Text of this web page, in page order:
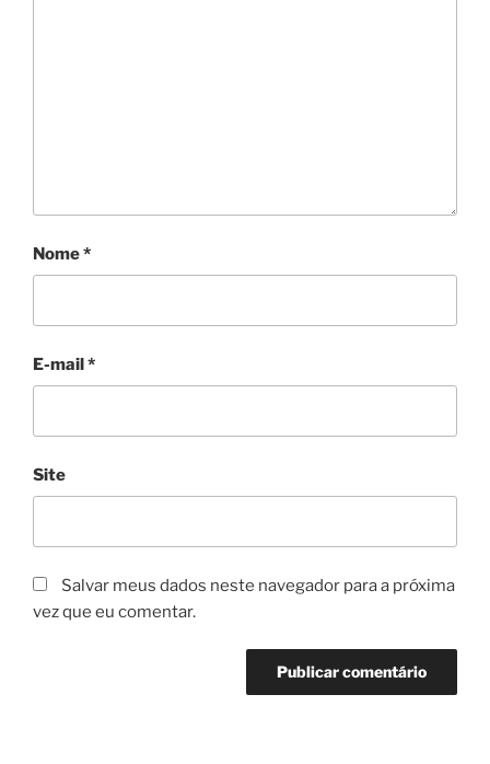
Nome*
E-mail*
Site
Salvar meus dados neste navegador para a próxima
vez que eu comentar.